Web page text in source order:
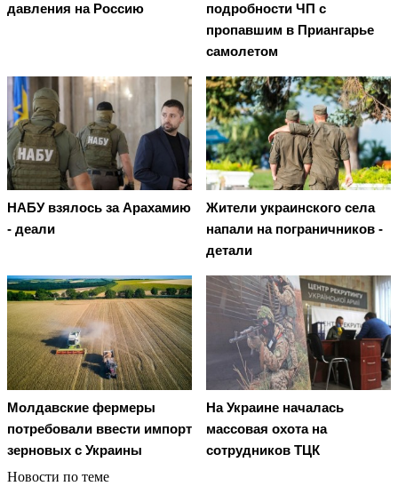
давления на Россию
подробности ЧП с
пропавшим в Приангарье
самолетом
НАБУ взялось за Арахамию
- деали
Жители украинского села
напали на пограничников -
детали
Молдавские фермеры
потребовали ввести импорт
зерновых с Украины
На Украине началась
массовая охота на
сотрудников ТЦК
Новости по теме